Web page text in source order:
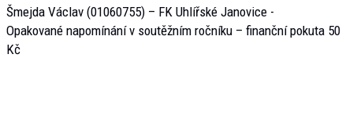
Šmejda Václav (01060755) – FK Uhlířské Janovice -
Opakované napomínání v soutěžním ročníku – finanční pokuta 50
Kč